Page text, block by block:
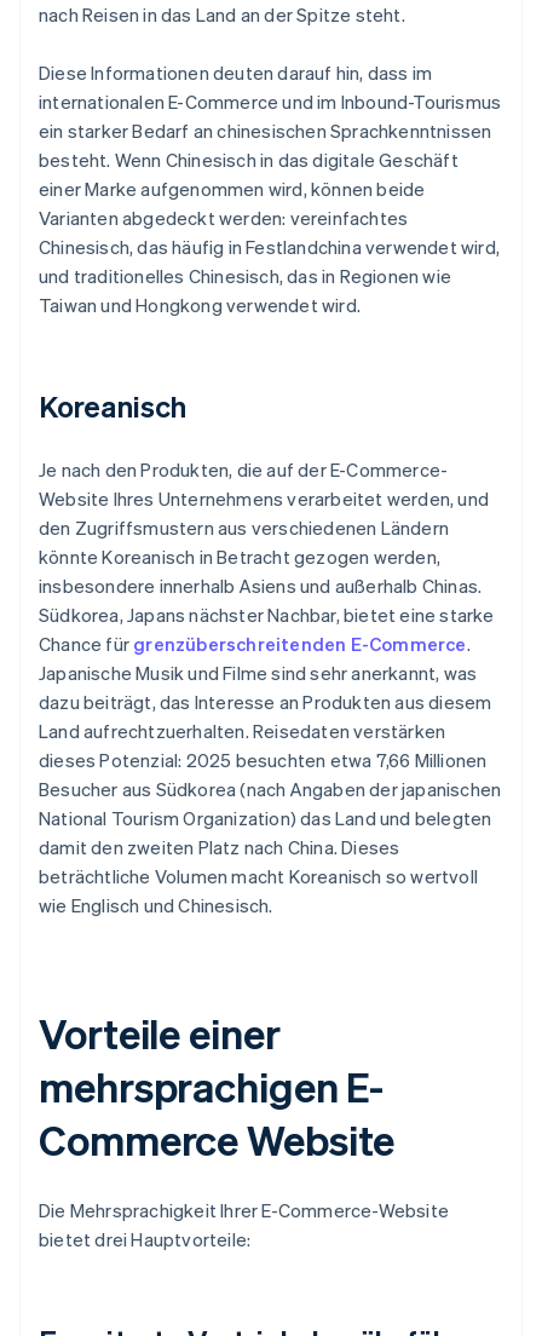
nach Reisen in das Land an der Spitze steht.
Diese Informationen deuten darauf hin, dass im
internationalen E-Commerce und im Inbound-Tourismus
ein starker Bedarf an chinesischen Sprachkenntnissen
besteht. Wenn Chinesisch in das digitale Geschäft
einer Marke aufgenommen wird, können beide
Varianten abgedeckt werden: vereinfachtes
Chinesisch, das häufig in Festlandchina verwendet wird,
und traditionelles Chinesisch, das in Regionen wie
Taiwan und Hongkong verwendet wird.
Koreanisch
Je nach den Produkten, die auf der E-Commerce-
Website Ihres Unternehmens verarbeitet werden, und
den Zugriffsmustern aus verschiedenen Ländern
könnte Koreanisch in Betracht gezogen werden,
insbesondere innerhalb Asiens und außerhalb Chinas.
Südkorea, Japans nächster Nachbar, bietet eine starke
Chance für grenzüberschreitenden E-Commerce.
Japanische Musik und Filme sind sehr anerkannt, was
dazu beiträgt, das Interesse an Produkten aus diesem
Land aufrechtzuerhalten. Reisedaten verstärken
dieses Potenzial: 2025 besuchten etwa 7,66 Millionen
Besucher aus Südkorea (nach Angaben der japanischen
National Tourism Organization) das Land und belegten
damit den zweiten Platz nach China. Dieses
beträchtliche Volumen macht Koreanisch so wertvoll
wie Englisch und Chinesisch.
Vorteile einer
mehrsprachigen E-
Commerce Website
Die Mehrsprachigkeit Ihrer E-Commerce-Website
bietet drei Hauptvorteile: